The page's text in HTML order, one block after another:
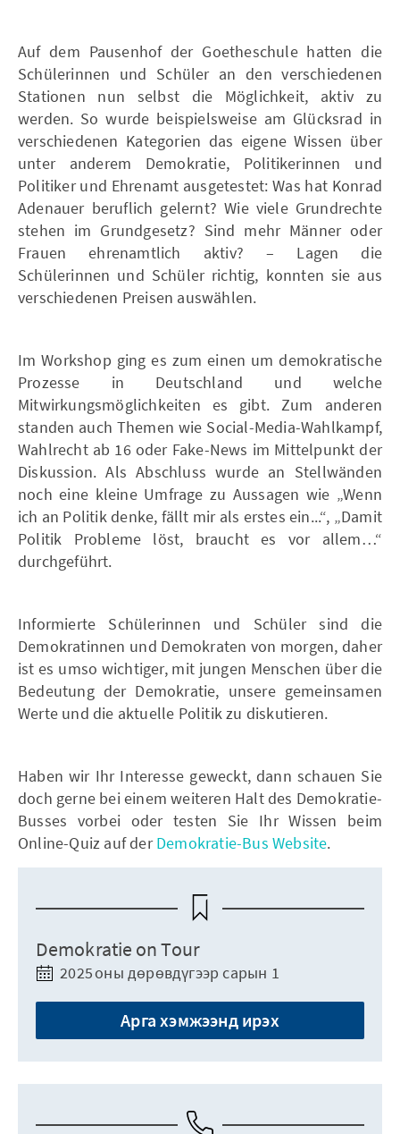
Auf dem Pausenhof der Goetheschule hatten die
Schülerinnen und Schüler an den verschiedenen
Stationen nun selbst die Möglichkeit, aktiv zu
werden. So wurde beispielsweise am Glücksrad in
verschiedenen Kategorien das eigene Wissen über
unter anderem Demokratie, Politikerinnen und
Politiker und Ehrenamt ausgetestet: Was hat Konrad
Adenauer beruflich gelernt? Wie viele Grundrechte
stehen im Grundgesetz? Sind mehr Männer oder
Frauen ehrenamtlich aktiv? – Lagen die
Schülerinnen und Schüler richtig, konnten sie aus
verschiedenen Preisen auswählen.
Im Workshop ging es zum einen um demokratische
Prozesse in Deutschland und welche
Mitwirkungsmöglichkeiten es gibt. Zum anderen
standen auch Themen wie Social-Media-Wahlkampf,
Wahlrecht ab 16 oder Fake-News im Mittelpunkt der
Diskussion. Als Abschluss wurde an Stellwänden
noch eine kleine Umfrage zu Aussagen wie „Wenn
ich an Politik denke, fällt mir als erstes ein...“, „Damit
Politik Probleme löst, braucht es vor allem…“
durchgeführt.
Informierte Schülerinnen und Schüler sind die
Demokratinnen und Demokraten von morgen, daher
ist es umso wichtiger, mit jungen Menschen über die
Bedeutung der Demokratie, unsere gemeinsamen
Werte und die aktuelle Politik zu diskutieren.
Haben wir Ihr Interesse geweckt, dann schauen Sie
doch gerne bei einem weiteren Halt des Demokratie-
Busses vorbei oder testen Sie Ihr Wissen beim
Online-Quiz auf derDemokratie-Bus Website.
Demokratie on Tour
2025 оны дөрөвдүгээр сарын 1
Арга хэмжээнд ирэх